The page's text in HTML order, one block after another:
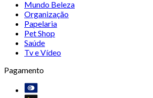
Mundo Beleza
Organização
Papelaria
Pet Shop
Saúde
Tv e Vídeo
Pagamento